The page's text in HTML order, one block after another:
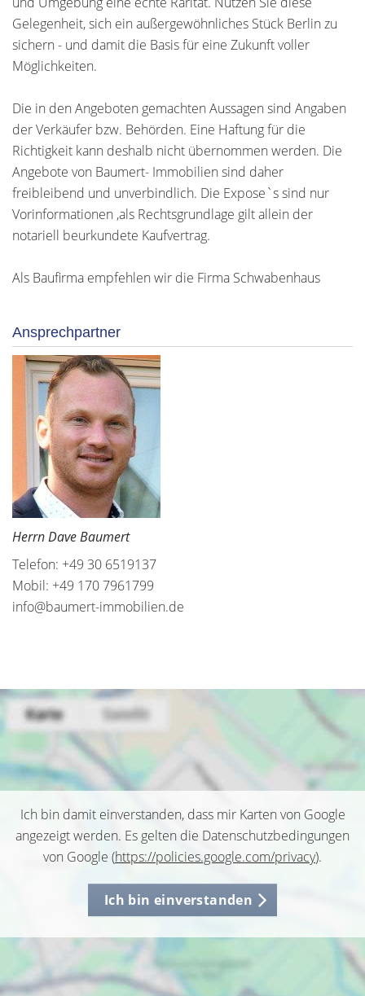
Gelegenheit, sich ein außergewöhnliches Stück Berlin zu
sichern - und damit die Basis für eine Zukunft voller
Möglichkeiten.
Die in den Angeboten gemachten Aussagen sind Angaben
der Verkäufer bzw. Behörden. Eine Haftung für die
Richtigkeit kann deshalb nicht übernommen werden. Die
Angebote von Baumert- Immobilien sind daher
freibleibend und unverbindlich. Die Expose`s sind nur
Vorinformationen ,als Rechtsgrundlage gilt allein der
notariell beurkundete Kaufvertrag.
Als Baufirma empfehlen wir die Firma Schwabenhaus
Ansprechpartner
Herrn Dave Baumert
Telefon: +49 30 6519137
Mobil: +49 170 7961799
info@baumert-immobilien.de
Ich bin damit einverstanden, dass mir Karten von Google
angezeigt werden. Es gelten die Datenschutzbedingungen
von Google (https://policies.google.com/privacy).
Ich bin einverstanden